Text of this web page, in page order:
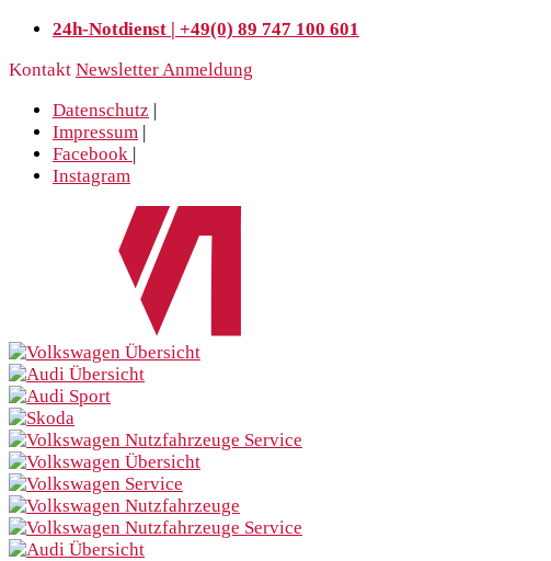
24h-Notdienst | +49(0) 89 747 100 601
Kontakt Newsletter Anmeldung
Datenschutz |
Impressum |
Facebook |
Instagram